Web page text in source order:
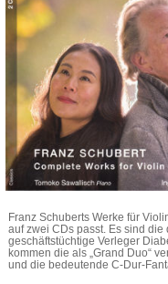
Franz Schuberts Werke für
auf zwei CDs passt. Es sind
geschäftstüchtige Verleger
kommen die als „Grand Duo“
und die bedeutende C-Dur-